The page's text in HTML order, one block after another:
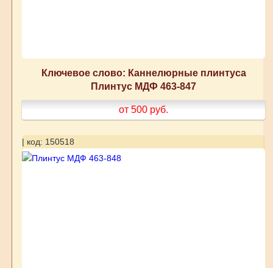
Ключевое слово: Каннелюрные плинтуса
Плинтус МДФ 463-847
от 500 руб.
| код: 150518